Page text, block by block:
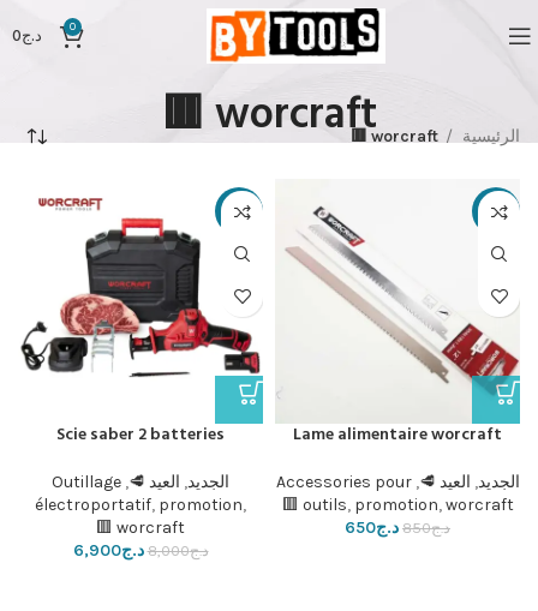
0 د.ج0
worcraft 🟥 الرئيسية worcraft 🟥
-24%
Lame alimentaire worcraft
الجديد, العيد 🥩,
Accessories pour
outils, promotion,worcraft 🟥
د.ج850 د.ج650
-14%
Scie saber 2 batteries
الجديد, العيد 🥩,
Outillage
électroportatif, promotion,
worcraft 🟥
د.ج8,000 د.ج6,900